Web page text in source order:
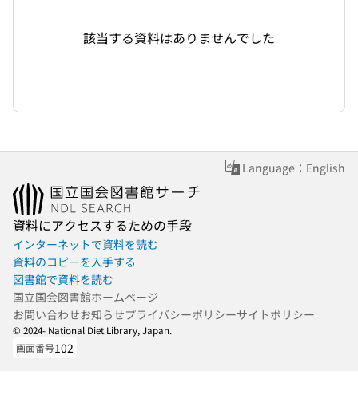
該当する資料はありませんでした
Language：English
資料にアクセスするための手段
インターネットで資料を読む
資料のコピーを入手する
図書館で資料を読む
国立国会図書館ホームページ
お問い合わせお知らせプライバシーポリシーサイトポリシー
© 2024- National Diet Library, Japan.
画面番号102